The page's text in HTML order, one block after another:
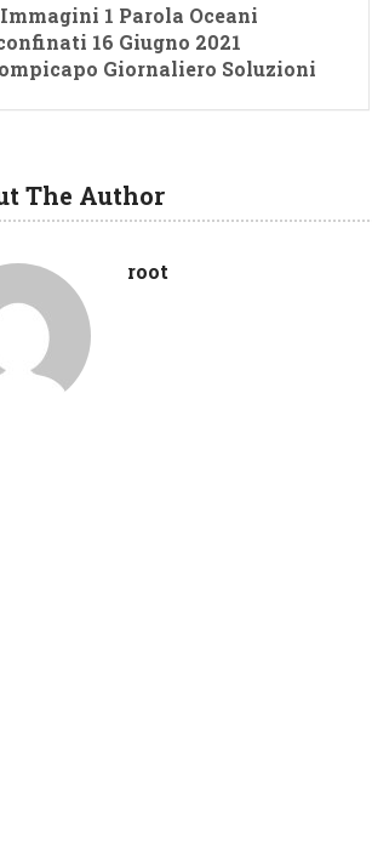
1 Parola Oceani
16 Giugno 2021
Giornaliero Soluzioni
The Author
root